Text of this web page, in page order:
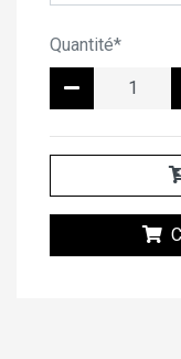
Quantité*